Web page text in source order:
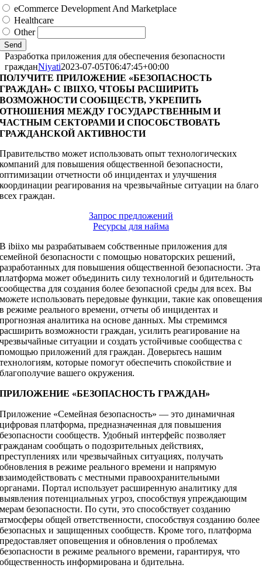
eCommerce Development And Marketplace
Healthcare
Other
Send
Разработка приложения для обеспечения безопасности
гражданNiyati2023-07-05T06:47:45+00:00
ПОЛУЧИТЕ ПРИЛОЖЕНИЕ «БЕЗОПАСНОСТЬ
ГРАЖДАН» С IBIIXO, ЧТОБЫ РАСШИРИТЬ
ВОЗМОЖНОСТИ СООБЩЕСТВ, УКРЕПИТЬ
ОТНОШЕНИЯ МЕЖДУ ГОСУДАРСТВЕННЫМ И
ЧАСТНЫМ СЕКТОРАМИ И СПОСОБСТВОВАТЬ
ГРАЖДАНСКОЙ АКТИВНОСТИ
Правительство может использовать опыт технологических
компаний для повышения общественной безопасности,
оптимизации отчетности об инцидентах и улучшения
координации реагирования на чрезвычайные ситуации на благо
всех граждан.
Запрос предложений
Ресурсы для найма
В ibiixo мы разрабатываем собственные приложения для
семейной безопасности с помощью новаторских решений,
разработанных для повышения общественной безопасности. Эта
платформа может объединить силу технологий и бдительность
сообщества для создания более безопасной среды для всех. Вы
можете использовать передовые функции, такие как оповещения
в режиме реального времени, отчеты об инцидентах и
прогнозная аналитика на основе данных. Мы стремимся
расширить возможности граждан, усилить реагирование на
чрезвычайные ситуации и создать устойчивые сообщества с
помощью приложений для граждан. Доверьтесь нашим
технологиям, которые помогут обеспечить спокойствие и
благополучие вашего окружения.
ПРИЛОЖЕНИЕ «БЕЗОПАСНОСТЬ ГРАЖДАН»
Приложение «Семейная безопасность» — это динамичная
цифровая платформа, предназначенная для повышения
безопасности сообществ. Удобный интерфейс позволяет
гражданам сообщать о подозрительных действиях,
преступлениях или чрезвычайных ситуациях, получать
обновления в режиме реального времени и напрямую
взаимодействовать с местными правоохранительными
органами. Портал использует расширенную аналитику для
выявления потенциальных угроз, способствуя упреждающим
мерам безопасности. По сути, это способствует созданию
атмосферы общей ответственности, способствуя созданию более
безопасных и защищенных сообществ. Кроме того, платформа
предоставляет оповещения и обновления о проблемах
безопасности в режиме реального времени, гарантируя, что
общественность информирована и бдительна.